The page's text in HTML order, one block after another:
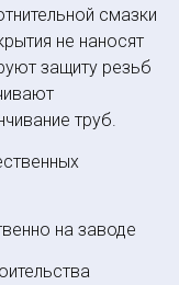
смазки
не наносят
защиту резьб
труб.
на заводе